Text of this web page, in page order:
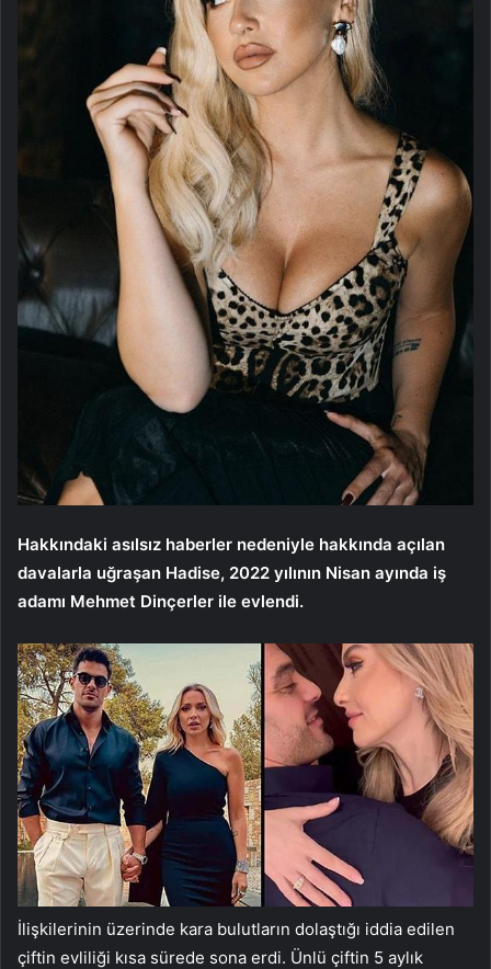
Hakkındaki asılsız haberler nedeniyle hakkında açılan
davalarla uğraşan Hadise, 2022 yılının Nisan ayında iş
adamı Mehmet Dinçerler ile evlendi.
İlişkilerinin üzerinde kara bulutların dolaştığı iddia edilen
çiftin evliliği kısa sürede sona erdi. Ünlü çiftin 5 aylık